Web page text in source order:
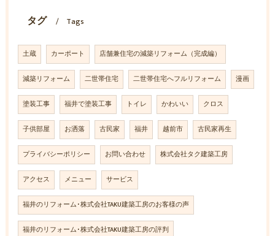
タグ Tags
土蔵 カーポート 店舗兼住宅の減築リフォーム（完成編）
減築リフォーム 二世帯住宅 二世帯住宅へフルリフォーム 漫画
塗装工事 福井で塗装工事 トイレ かわいい クロス
子供部屋 お洒落 古民家 福井 越前市 古民家再生
プライバシーポリシー お問い合わせ 株式会社タク建築工房
アクセス メニュー サービス
福井のリフォーム･株式会社TAKU建築工房のお客様の声
福井のリフォーム･株式会社TAKU建築工房の評判